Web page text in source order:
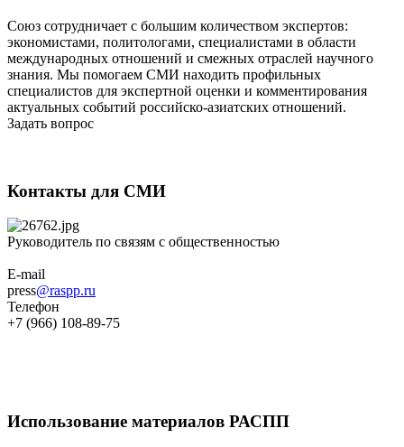
Союз сотрудничает с большим количеством экспертов:
экономистами, политологами, специалистами в области
международных отношений и смежных отраслей научного
знания. Мы помогаем СМИ находить профильных
специалистов для экспертной оценки и комментирования
актуальных событий российско-азиатских отношений.
Задать вопрос
Контакты для СМИ
Руководитель по связям с общественностью
E-mail
press@raspp.ru
Телефон
+7 (966) 108-89-75
Использование материалов РАСПП